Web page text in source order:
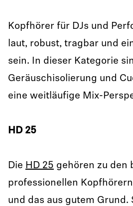
Kopfhörer für DJs und
laut, robust, tragbar und
sein. In dieser Kategorie
Geräuschisolierung und
eine weitläufige Mix-
HD 25
Die HD 25 gehören zu den
professionellen
und das aus gutem Grund.